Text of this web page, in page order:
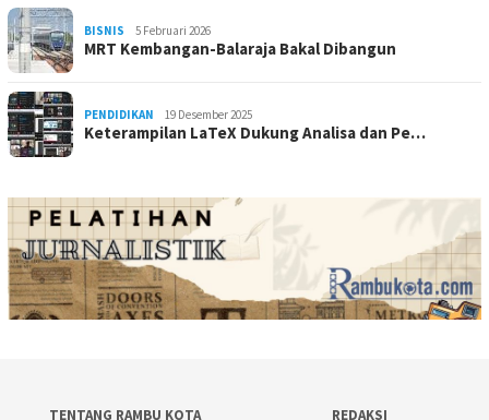
BISNIS 5 Februari 2026
MRT Kembangan-Balaraja Bakal Dibangun
PENDIDIKAN 19 Desember 2025
Keterampilan LaTeX Dukung Analisa dan Pe…
TENTANG RAMBU KOTA REDAKSI